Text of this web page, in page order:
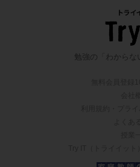
勉強の「わからな